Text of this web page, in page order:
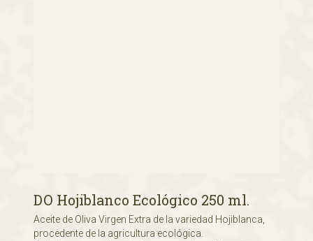
DO Hojiblanco Ecológico 250 ml.
Aceite de Oliva Virgen Extra de la variedad Hojiblanca,
procedente de la agricultura ecológica.